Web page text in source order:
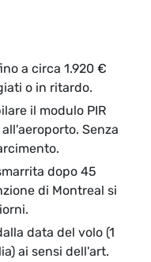
a circa 1.920 €
o in ritardo.
il modulo PIR
Senza
dopo 45
di Montreal si
data del volo (1
ai sensi dell'art.